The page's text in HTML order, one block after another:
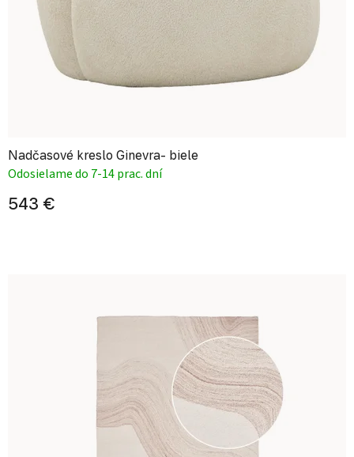
Nadčasové kreslo Ginevra- biele
Odosielame do 7-14 prac. dní
543 €